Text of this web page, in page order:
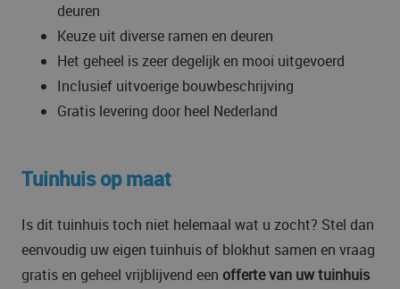
deuren
Keuze uit diverse ramen en deuren
Het geheel is zeer degelijk en mooi uitgevoerd
Inclusief uitvoerige bouwbeschrijving
Gratis levering door heel Nederland
Tuinhuis op maat
Is dit tuinhuis toch niet helemaal wat u zocht? Stel dan
eenvoudig uw eigen tuinhuis of blokhut samen en vraag
gratis en geheel vrijblijvend een offerte van uw tuinhuis